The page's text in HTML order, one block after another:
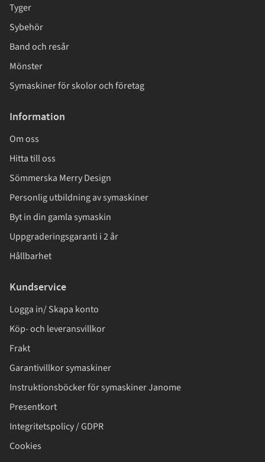
Tyger
Sybehör
Band och resår
Mönster
Symaskiner för skolor och företag
Information
Om oss
Hitta till oss
Sömmerska Merry Design
Personlig utbildning av symaskiner
Byt in din gamla symaskin
Uppgraderingsgaranti i 2 år
Hållbarhet
Kundservice
Logga in/ Skapa konto
Köp- och leveransvillkor
Frakt
Garantivillkor symaskiner
Instruktionsböcker för symaskiner Janome
Presentkort
Integritetspolicy / GDPR
Cookies